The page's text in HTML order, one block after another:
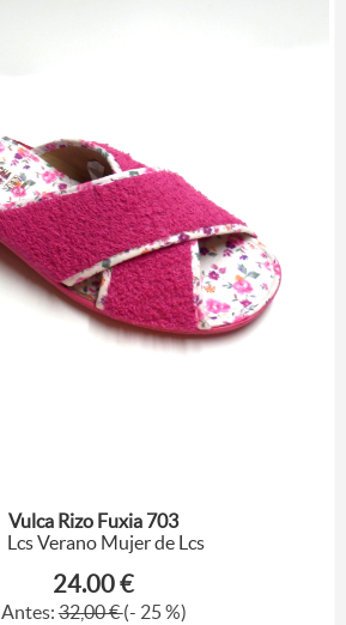
Vulca Rizo Fuxia 703
Lcs Verano Mujer de Lcs
24.00 €
Antes:32,00 €(- 25 %)